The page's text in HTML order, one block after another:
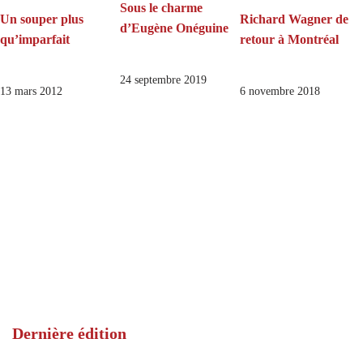
Un souper plus
qu’imparfait
13 mars 2012
Sous le charme
d’Eugène Onéguine
24 septembre 2019
Richard Wagner de
retour à Montréal
6 novembre 2018
Dernière édition